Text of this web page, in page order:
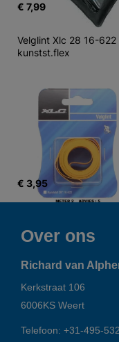
€ 7,99
Velglint Xlc 28 16-622
kunstst.flex
€ 3,95
Over ons
Richard van
Kerkstraat 106
6006KS Weert
Telefoon: +31-495-